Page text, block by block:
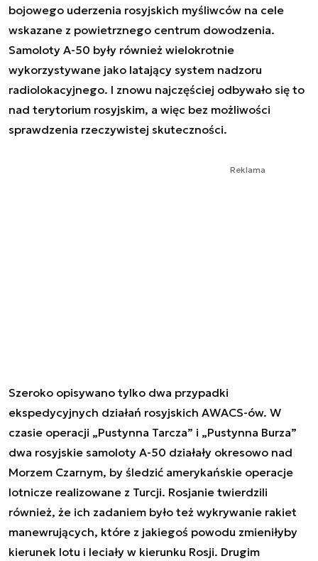
bojowego uderzenia rosyjskich myśliwców na cele
wskazane z powietrznego centrum dowodzenia.
Samoloty A-50 były również wielokrotnie
wykorzystywane jako latający system nadzoru
radiolokacyjnego. I znowu najczęściej odbywało się to
nad terytorium rosyjskim, a więc bez możliwości
sprawdzenia rzeczywistej skuteczności.
Reklama
Szeroko opisywano tylko dwa przypadki
ekspedycyjnych działań rosyjskich AWACS-ów. W
czasie operacji „Pustynna Tarcza” i „Pustynna Burza”
dwa rosyjskie samoloty A-50 działały okresowo nad
Morzem Czarnym, by śledzić amerykańskie operacje
lotnicze realizowane z Turcji. Rosjanie twierdzili
również, że ich zadaniem było też wykrywanie rakiet
manewrujących, które z jakiegoś powodu zmieniłyby
kierunek lotu i leciały w kierunku Rosji. Drugim